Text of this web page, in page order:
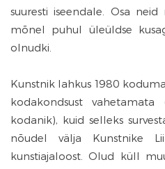
suuresti iseendale. Osa
mõnel puhul üleüldse
olnudki.
Kunstnik lahkus 1980
kodakondsust
kodanik), kuid selleks
nõudel välja Kunstnike
kunstiajaloost. Olud küll